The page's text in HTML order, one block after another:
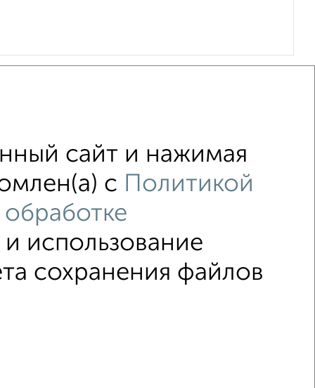
с хорошим ремонтом
площадью до 20 м²
сайт и нажимая
с Политикой
использование
сохранения файлов